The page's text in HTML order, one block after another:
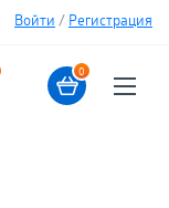
Войти / Регистрация
0